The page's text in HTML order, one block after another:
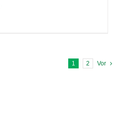
1 2 Vor